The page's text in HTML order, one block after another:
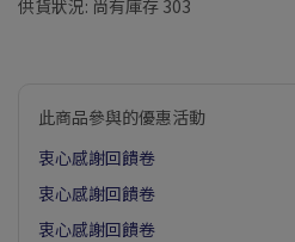
供貨狀況: 尚有庫存 303
此商品參與的優惠活動
衷心感謝回饋卷
衷心感謝回饋卷
衷心感謝回饋卷